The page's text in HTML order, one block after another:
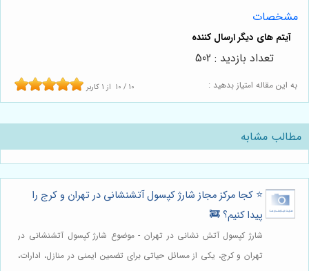
مشخصات
به این مقاله امتیاز بدهید : 10 / 10 از 1 کاربر
تعداد بازدید : 502
مطالب مشابه
⭐️ کجا مرکز مجاز شارژ کپسول آتشنشانی در تهران و کرج را
پیدا کنیم؟ 🚒
شارژ کپسول آتش نشانی در تهران - موضوع شارژ کپسول آتشنشانی در
تهران و کرج، یکی از مسائل حیاتی برای تضمین ایمنی در منازل، ادارات،